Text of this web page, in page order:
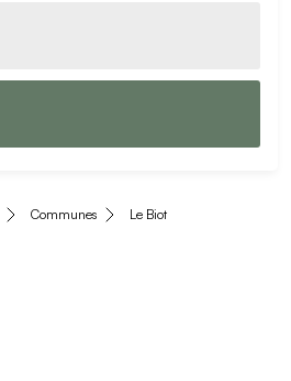
Communes Le Biot